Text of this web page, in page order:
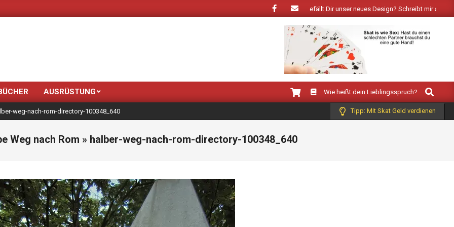
Neue Farben bringt der Frühling: Wie gefällt Dir unser neues Design? Schreibt mir auf
AUSRÜSTUNG Wie heißt dein Lieblingsspruch?
Search
weg-nach-rom-directory-100348_640 Tipp: Mit Skat Geld verdienen
Weg nach Rom » halber-weg-nach-rom-directory-100348_640